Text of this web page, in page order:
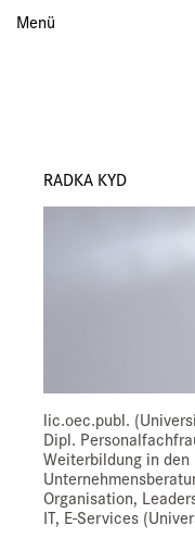
MenüMenü
RADKA KYD
lic.oec.publ.
Dipl.
Weiterbildung in den
Organisation,
IT, E-Services